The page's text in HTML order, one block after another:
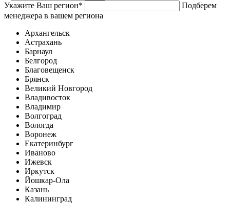
Укажите Ваш регион*
Подберем
менеджера в вашем региона
Архангельск
Астрахань
Барнаул
Белгород
Благовещенск
Брянск
Великий Новгород
Владивосток
Владимир
Волгоград
Вологда
Воронеж
Екатеринбург
Иваново
Ижевск
Иркутск
Йошкар-Ола
Казань
Калининград